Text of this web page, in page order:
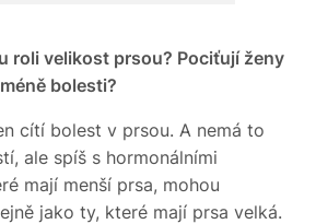
roli velikost prsou? Pociťují ženy
bolesti?
cítí bolest v prsou. A nemá to
ale spíš s hormonálními
mají menší prsa, mohou
jako ty, které mají prsa velká.